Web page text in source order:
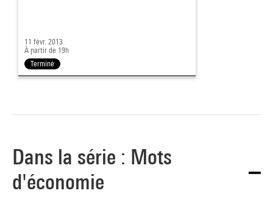
11 févr. 2013
À partir de 19h
Terminé
Dans la série : Mots
d'économie